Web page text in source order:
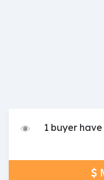
1 buyer